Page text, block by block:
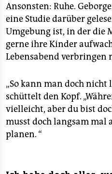
Ansonsten: Ruhe.
eine Studie darüber
Umgebung ist, in der die
gerne ihre Kinder
Lebensabend verbringen
„So kann man doch nicht
schüttelt den Kopf.
vielleicht, aber du bist
musst doch langsam mal
planen. “